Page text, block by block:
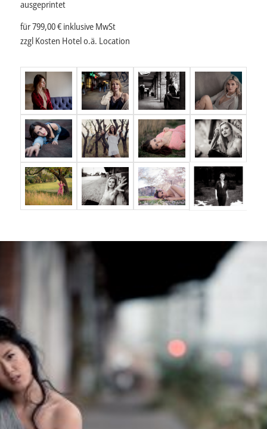
ausgeprintet
für 799,00 € inklusive MwSt
zzgl Kosten Hotel o.ä. Location